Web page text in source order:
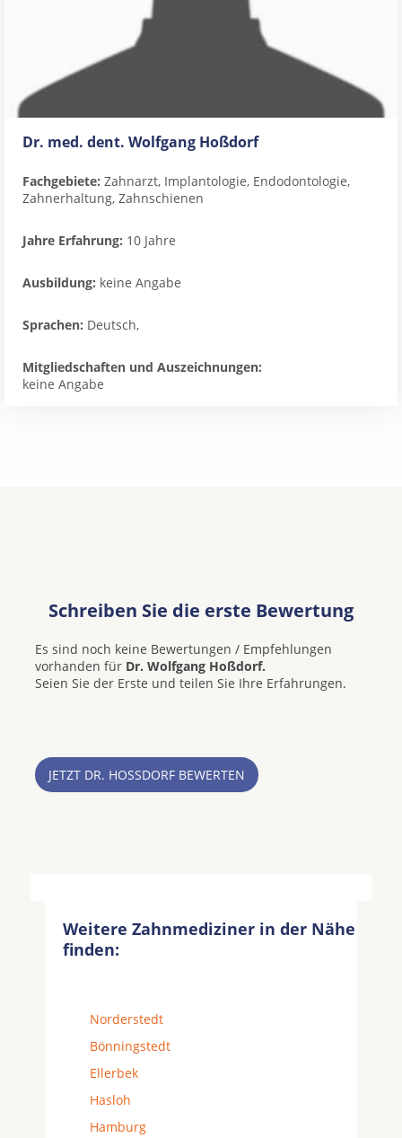
Dr. med. dent. Wolfgang Hoßdorf
Fachgebiete: Zahnarzt, Implantologie, Endodontologie,
Zahnerhaltung, Zahnschienen
Jahre Erfahrung: 10 Jahre
Ausbildung: keine Angabe
Sprachen: Deutsch,
Mitgliedschaften und Auszeichnungen:
keine Angabe
Schreiben Sie die erste Bewertung
Es sind noch keine Bewertungen / Empfehlungen
vorhanden für Dr. Wolfgang Hoßdorf.
Seien Sie der Erste und teilen Sie Ihre Erfahrungen.
JETZT DR. HOSSDORF BEWERTEN
Weitere Zahnmediziner in der Nähe
finden:
Norderstedt
Bönningstedt
Ellerbek
Hasloh
Hamburg